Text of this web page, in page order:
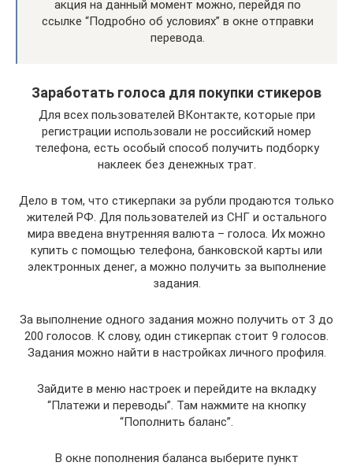
акция на данный момент можно, перейдя по
ссылке “Подробно об условиях” в окне отправки
перевода.
Заработать голоса для покупки стикеров
Для всех пользователей ВКонтакте, которые при
регистрации использовали не российский номер
телефона, есть особый способ получить подборку
наклеек без денежных трат.
Дело в том, что стикерпаки за рубли продаются только
жителей РФ. Для пользователей из СНГ и остального
мира введена внутренняя валюта – голоса. Их можно
купить с помощью телефона, банковской карты или
электронных денег, а можно получить за выполнение
задания.
За выполнение одного задания можно получить от 3 до
200 голосов. К слову, один стикерпак стоит 9 голосов.
Задания можно найти в настройках личного профиля.
Зайдите в меню настроек и перейдите на вкладку
“Платежи и переводы”. Там нажмите на кнопку
“Пополнить баланс”.
В окне пополнения баланса выберите пункт